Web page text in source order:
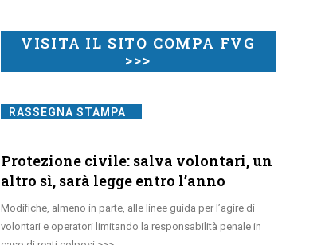
VISITA IL SITO COMPA FVG
>>>
RASSEGNA STAMPA
Protezione civile: salva volontari, un
altro sì, sarà legge entro l’anno
Modifiche, almeno in parte, alle linee guida per l’agire di
volontari e operatori limitando la responsabilità penale in